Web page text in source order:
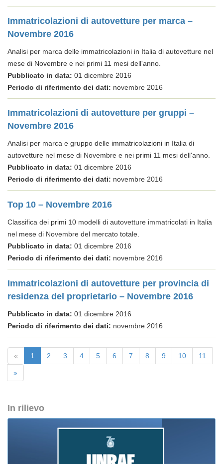
Immatricolazioni di autovetture per marca –
Novembre 2016
Analisi per marca delle immatricolazioni in Italia di autovetture nel
mese di Novembre e nei primi 11 mesi dell'anno.
Pubblicato in data: 01 dicembre 2016
Periodo di riferimento dei dati: novembre 2016
Immatricolazioni di autovetture per gruppi –
Novembre 2016
Analisi per marca e gruppo delle immatricolazioni in Italia di
autovetture nel mese di Novembre e nei primi 11 mesi dell'anno.
Pubblicato in data: 01 dicembre 2016
Periodo di riferimento dei dati: novembre 2016
Top 10 – Novembre 2016
Classifica dei primi 10 modelli di autovetture immatricolati in Italia
nel mese di Novembre del mercato totale.
Pubblicato in data: 01 dicembre 2016
Periodo di riferimento dei dati: novembre 2016
Immatricolazioni di autovetture per provincia di
residenza del proprietario – Novembre 2016
Pubblicato in data: 01 dicembre 2016
Periodo di riferimento dei dati: novembre 2016
« 1 2 3 4 5 6 7 8 9 10 11
»
In rilievo